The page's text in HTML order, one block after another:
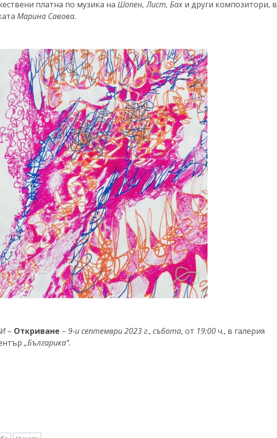
платна по музика на Шопен, Лист, Бах и други композитори, в
Марина Савова.
– Откриване – 9-и септември 2023 г., събота, от 19:00ч., в галерия
„Българика“.